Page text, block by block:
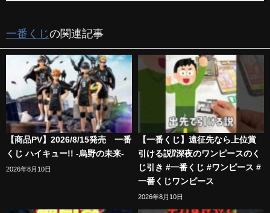
一番くじの関連記事
【商品PV】2026/8/15発売 一番
くじ ハイキュー!! -烏野の未来-
2026年8月10日
【一番くじ】遠征先なら上位賞
引ける説⁉︎深夜のワンピースのく
じ引き #一番くじ #ワンピース #
一番くじワンピース
2026年8月10日